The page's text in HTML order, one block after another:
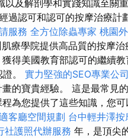
及解剖學和實踐知識至關
過認可和認可的按摩治療計
服務 全方位除蟲專家 桃園
療學院提供高品質的按摩治
獲得美國教育部認可的繼續
。 實力堅強的SEO專業公司
的寶貴經驗。 這是最常見
為您提供了這些知識，您可
客廳空間規劃 台中輕井澤按
社護照代辦服務 年，是頂尖